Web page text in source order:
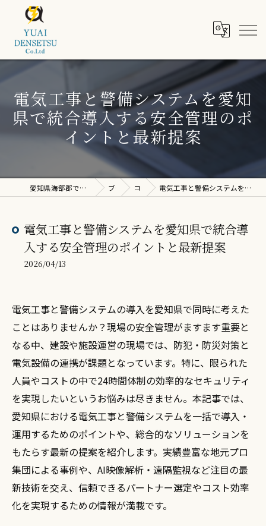
電気工事と警備システムを愛知
県で統合導入する安全管理のポ
イントと最新提案
愛知県海部郡で電気工事なら株式会社ユウアイ電設 ブログ コラム 電気工事と警備システムを愛知県で統合導入する安全管理のポイントと最新提案
電気工事と警備システムを愛知県で統合導
入する安全管理のポイントと最新提案
2026/04/13
電気工事と警備システムの導入を愛知県で同時に考えた
ことはありませんか？現場の安全管理がますます重要と
なる中、建設や施設運営の現場では、防犯・防災対策と
電気設備の連携が課題となっています。特に、限られた
人員やコストの中で24時間体制の効率的なセキュリティ
を実現したいというお悩みは尽きません。本記事では、
愛知県における電気工事と警備システムを一括で導入・
運用するためのポイントや、総合的なソリューションを
もたらす最新の提案を紹介します。実績豊富な地元プロ
集団による事例や、AI映像解析・遠隔監視など注目の最
新技術を交え、信頼できるパートナー選定やコスト効率
化を実現するための情報が満載です。